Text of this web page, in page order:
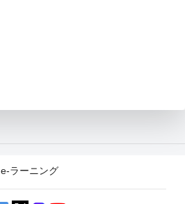
e-ラーニング